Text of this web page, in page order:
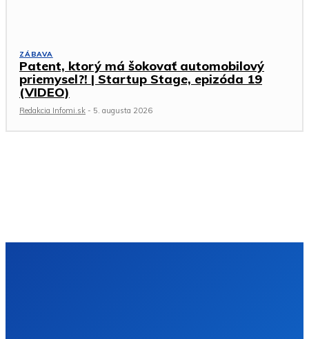
ZÁBAVA
Patent, ktorý má šokovať automobilový
priemysel?! | Startup Stage, epizóda 19
(VIDEO)
Redakcia Infomi.sk - 5. augusta 2026